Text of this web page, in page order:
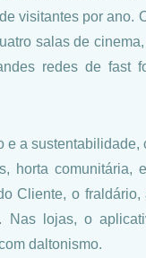
visitantes por ano.
salas de
redes de fast
a
horta comunitária,
Cliente, o
Nas lojas, o
daltonismo.